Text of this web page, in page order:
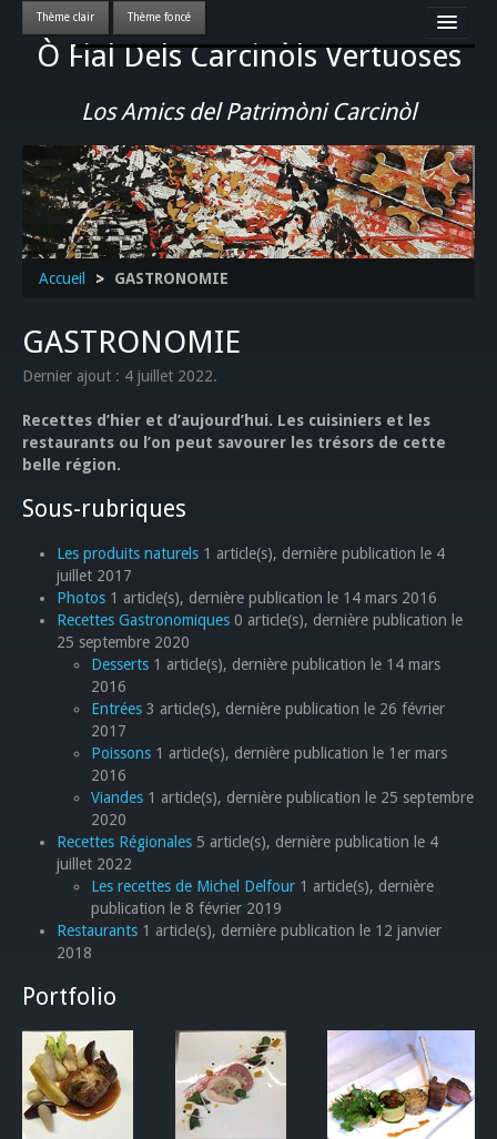
Ò Fial Dels Carcinòls Vertuoses
Los Amics del Patrimòni Carcinòl
Accueil
LES QUERCYNOIS & LEUR CULTURE
PATRIMOINE
GASTRONOMIE
ACTUALITE-CULTURE-EVENEMENTS LOCAUX
Accueil > GASTRONOMIE
GASTRONOMIE
Dernier ajout : 4 juillet 2022.
Recettes d’hier et d’aujourd’hui. Les cuisiniers et les
restaurants ou l’on peut savourer les trésors de cette
belle région.
Sous-rubriques
Les produits naturels 1 article(s), dernière publication le 4
juillet 2017
Photos 1 article(s), dernière publication le 14 mars 2016
Recettes Gastronomiques 0 article(s), dernière publication le
25 septembre 2020
Desserts 1 article(s), dernière publication le 14 mars
2016
Entrées 3 article(s), dernière publication le 26 février
2017
Poissons 1 article(s), dernière publication le 1er mars
2016
Viandes 1 article(s), dernière publication le 25 septembre
2020
Recettes Régionales 5 article(s), dernière publication le 4
juillet 2022
Les recettes de Michel Delfour 1 article(s), dernière
publication le 8 février 2019
Restaurants 1 article(s), dernière publication le 12 janvier
2018
Portfolio